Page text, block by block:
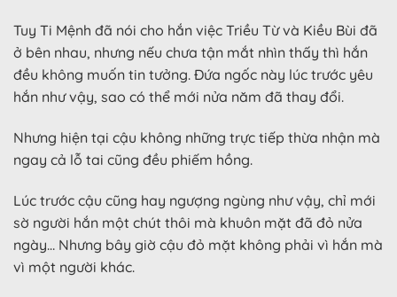
Tuy Ti Mệnh đã nói cho hắn việc Triều Từ và Kiều Bùi đã
ở bên nhau, nhưng nếu chưa tận mắt nhìn thấy thì hắn
đều không muốn tin tưởng. Đứa ngốc này lúc trước yêu
hắn như vậy, sao có thể mới nửa năm đã thay đổi.
Nhưng hiện tại cậu không những trực tiếp thừa nhận mà
ngay cả lỗ tai cũng đều phiếm hồng.
Lúc trước cậu cũng hay ngượng ngùng như vậy, chỉ mới
sờ người hắn một chút thôi mà khuôn mặt đã đỏ nửa
ngày… Nhưng bây giờ cậu đỏ mặt không phải vì hắn mà
vì một người khác.